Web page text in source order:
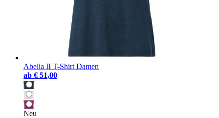
Abelia II T-Shirt Damen
ab € 51,00
Neu